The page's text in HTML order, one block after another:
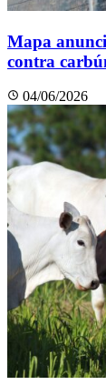
Mapa
contra
04/06/2026